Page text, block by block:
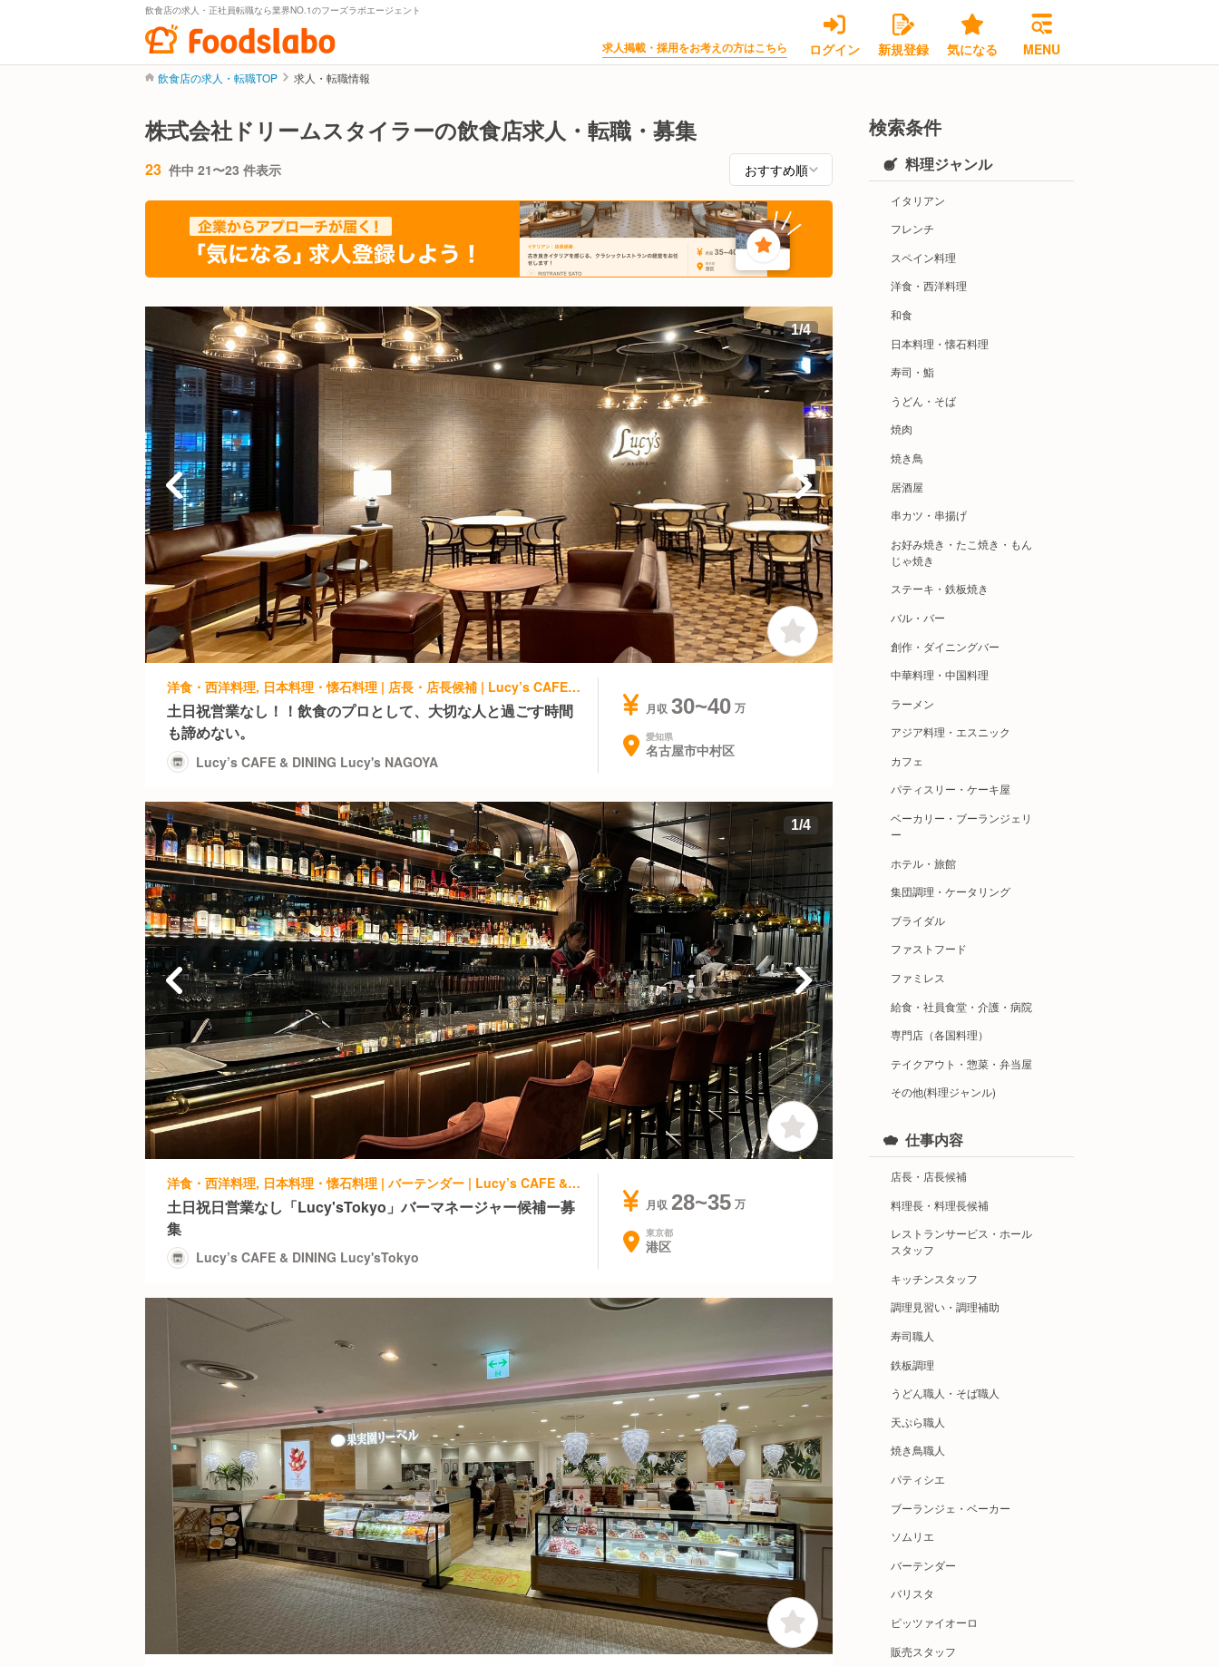
飲食店の求人・正社員転職なら業界NO.1のフーズラボエージェント
求人掲載・採用をお考えの方はこちら ログイン 新規登録 気になる MENU
飲食店の求人・転職TOP 求人・転職情報
株式会社ドリームスタイラーの飲食店求人・転職・募集
23 件中 21〜23 件表示
1/4
洋食・西洋料理, 日本料理・懐石料理 | 店長・店長候補 | Lucy’s CAFE & DINING Lucy's NAGOYA
土日祝営業なし！！飲食のプロとして、大切な人と過ごす時間
も諦めない。
Lucy’s CAFE & DINING Lucy's NAGOYA
月収 30~40
愛知県
名古屋市中村区
1/4
洋食・西洋料理, 日本料理・懐石料理 | バーテンダー | Lucy’s CAFE & DINING Lucy'sTokyo
土日祝日営業なし「Lucy'sTokyo」バーマネージャー候補ー募
集
Lucy’s CAFE & DINING Lucy'sTokyo
月収 28~35
東京都
港区
検索条件
料理ジャンル
イタリアン
フレンチ
スペイン料理
洋食・西洋料理
和食
日本料理・懐石料理
寿司・鮨
うどん・そば
焼肉
焼き鳥
居酒屋
串カツ・串揚げ
お好み焼き・たこ焼き・もん
じゃ焼き
ステーキ・鉄板焼き
バル・バー
創作・ダイニングバー
中華料理・中国料理
ラーメン
アジア料理・エスニック
カフェ
パティスリー・ケーキ屋
ベーカリー・ブーランジェリ
ー
ホテル・旅館
集団調理・ケータリング
ブライダル
ファストフード
ファミレス
給食・社員食堂・介護・病院
専門店（各国料理）
テイクアウト・惣菜・弁当屋
その他(料理ジャンル)
仕事内容
店長・店長候補
料理長・料理長候補
レストランサービス・ホール
スタッフ
キッチンスタッフ
調理見習い・調理補助
寿司職人
鉄板調理
うどん職人・そば職人
天ぷら職人
焼き鳥職人
パティシエ
ブーランジェ・ベーカー
ソムリエ
バーテンダー
バリスタ
ピッツァイオーロ
販売スタッフ